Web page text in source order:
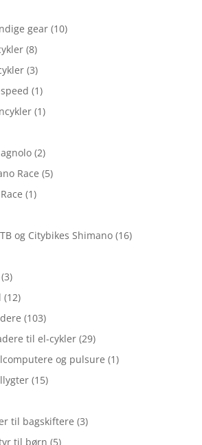
gear (10)
(8)
(3)
(1)
(1)
(2)
Race (5)
(1)
og Citybikes Shimano (16)
(3)
(12)
(103)
til el-cykler (29)
og pulsure (1)
(15)
til bagskiftere (3)
til børn (5)